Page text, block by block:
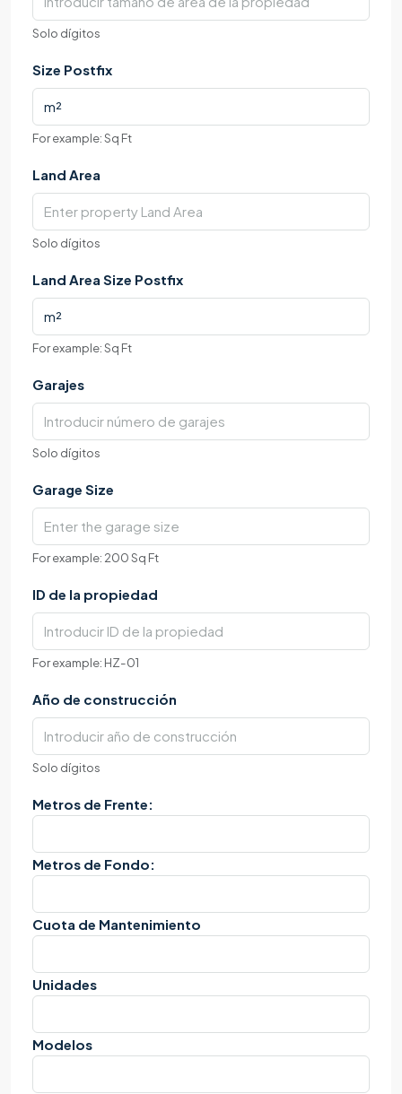
Solo dígitos
Size Postfix
For example: Sq Ft
Land Area
Solo dígitos
Land Area Size Postfix
For example: Sq Ft
Garajes
Solo dígitos
Garage Size
For example: 200 Sq Ft
ID de la propiedad
For example: HZ-01
Año de construcción
Solo dígitos
Metros de Frente:
Metros de Fondo:
Cuota de Mantenimiento
Unidades
Modelos